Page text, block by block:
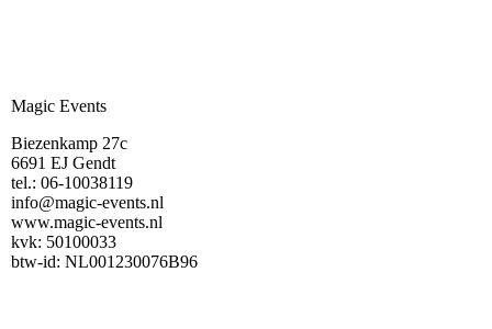
Magic Events
Biezenkamp 27c
6691 EJ Gendt
tel.: 06-10038119
info@magic-events.nl
www.magic-events.nl
kvk: 50100033
btw-id: NL001230076B96